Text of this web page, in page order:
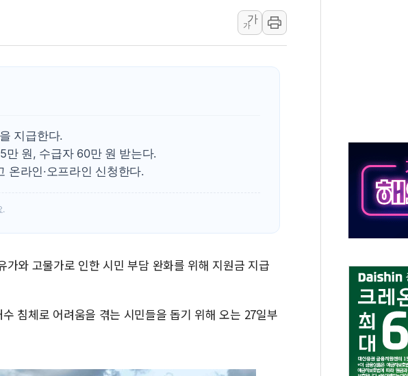
정청래 "2차 TV토론으로 게임 끝…김민석, 신천지 허위신
윤상현, 사관학교 통합 비판…"국방개혁은 정치적 감정 따
펄어비스, 붉은사막 영상 콘테스트 '비욘드 디 어비스' 수상
현대리바트, '2026 코리아빌드위크' 참가…리모델링 상담
가
가
지급한다.
만 원, 수급자 60만 원 받는다.
온라인·오프라인 신청한다.
.
와 고물가로 인한 시민 부담 완화를 위해 지원금 지급
침체로 어려움을 겪는 시민들을 돕기 위해 오는 27일부